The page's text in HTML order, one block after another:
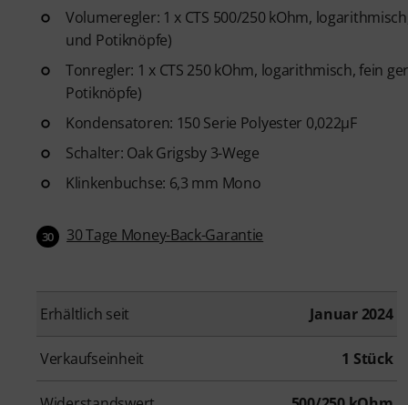
Volumeregler: 1 x CTS 500/250 kOhm,
und Potiknöpfe)
Tonregler: 1 x CTS 250 kOhm, logarithmisch, fein
Potiknöpfe)
Kondensatoren: 150 Serie Polyester 0,022µF
Schalter: Oak Grigsby 3-Wege
Klinkenbuchse: 6,3 mm Mono
30 30 Tage Money-Back-Garantie
Erhältlich seit Januar 2024
Verkaufseinheit 1 Stück